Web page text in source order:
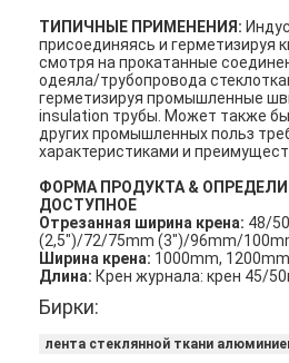
ТИПИЧНЫЕ ПРИМЕНЕНИЯ:
присоединяясь и герметизируя
смотря на прокатанные
одеяла/трубопровода
герметизируя промышленные
insulation трубы. Может также
других промышленных польз
характеристиками и
ФОРМА ПРОДУКТА &
ДОСТУПНОЕ
Отрезанная ширина крена: 48/
(2,5")/72/75mm (3")/96mm/
Ширина крена: 1000mm, 1200mm
Длина: Крен журнала: крен 45/
Бирки:
лента стеклянной ткани